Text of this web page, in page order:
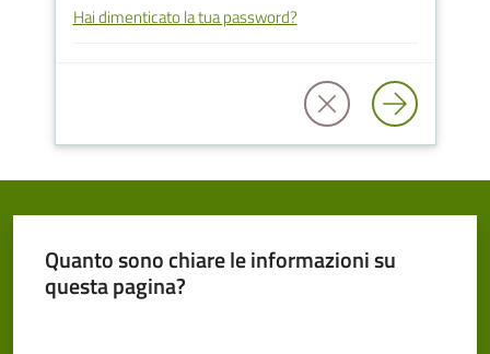
Amministrazione
argomenti...
Seguici
Hai dimenticato la tua password?
Quanto sono chiare le informazioni su
questa pagina?